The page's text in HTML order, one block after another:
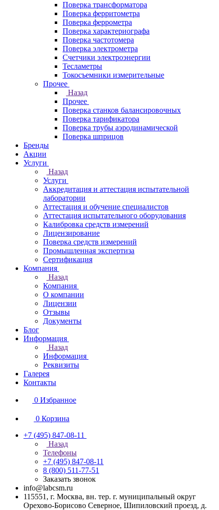
Поверка трансформатора
Поверка ферритометра
Поверка феррометра
Поверка характериографа
Поверка частотомера
Поверка электрометра
Счетчики электроэнергии
Тесламетры
Токосъемники измерительные
Прочее
Назад
Прочее
Поверка станков балансировочных
Поверка тарификатора
Поверка трубы аэродинамической
Поверка шприцов
Бренды
Акции
Услуги
Назад
Услуги
Аккредитация и аттестация испытательной
лаборатории
Аттестация и обучение специалистов
Аттестация испытательного оборудования
Калибровка средств измерений
Лицензирование
Поверка средств измерений
Промышленная экспертиза
Сертификация
Компания
Назад
Компания
О компании
Лицензии
Отзывы
Документы
Блог
Информация
Назад
Информация
Реквизиты
Галерея
Контакты
0 Избранное
0 Корзина
+7 (495) 847-08-11
Назад
Телефоны
+7 (495) 847-08-11
8 (800) 511-77-51
Заказать звонок
info@labcsm.ru
115551, г. Москва, вн. тер. г. муниципальный округ
Орехово-Борисово Северное, Шипиловский проезд, д.